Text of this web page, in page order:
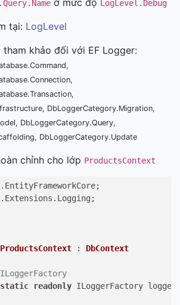
LogLevel.Debug
tại: LogLevel
khảo đối với EF Logger:
DbLoggerCategory.Migration,
DbLoggerCategory.Query,
DbLoggerCategory.Update
chỉnh cho lớp ProductsContext
ProductsContext : DbContext
static readonly ILoggerFactory